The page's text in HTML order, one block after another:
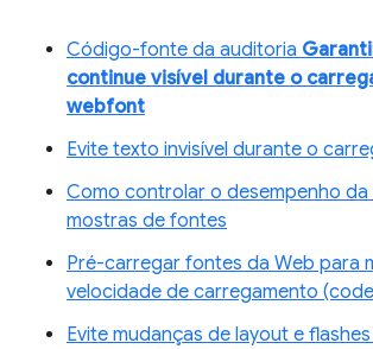
Código-fonte da auditoria
continue visível durante o
webfont
Evite texto invisível durante o
Como controlar o desempenho
mostras de fontes
Pré-carregar fontes da Web para
velocidade de carregamento
Evite mudanças de layout e